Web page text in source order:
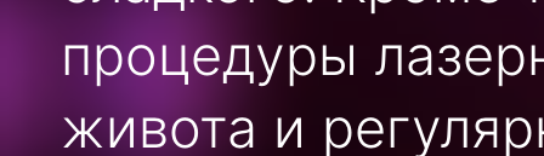
процедуры
живота и